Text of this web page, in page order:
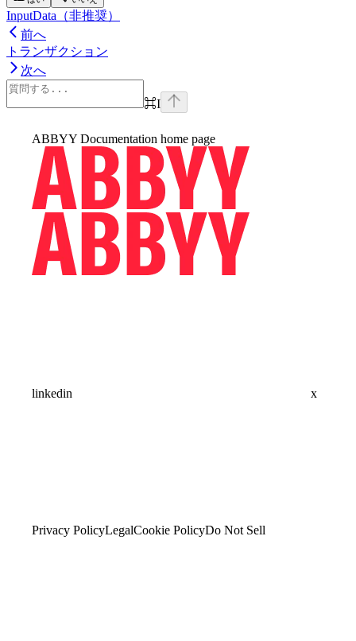
InputData（非推奨）
前へ
トランザクション
次へ
⌘I
ABBYY Documentation home page
linkedin x
Privacy PolicyLegalCookie PolicyDo Not Sell